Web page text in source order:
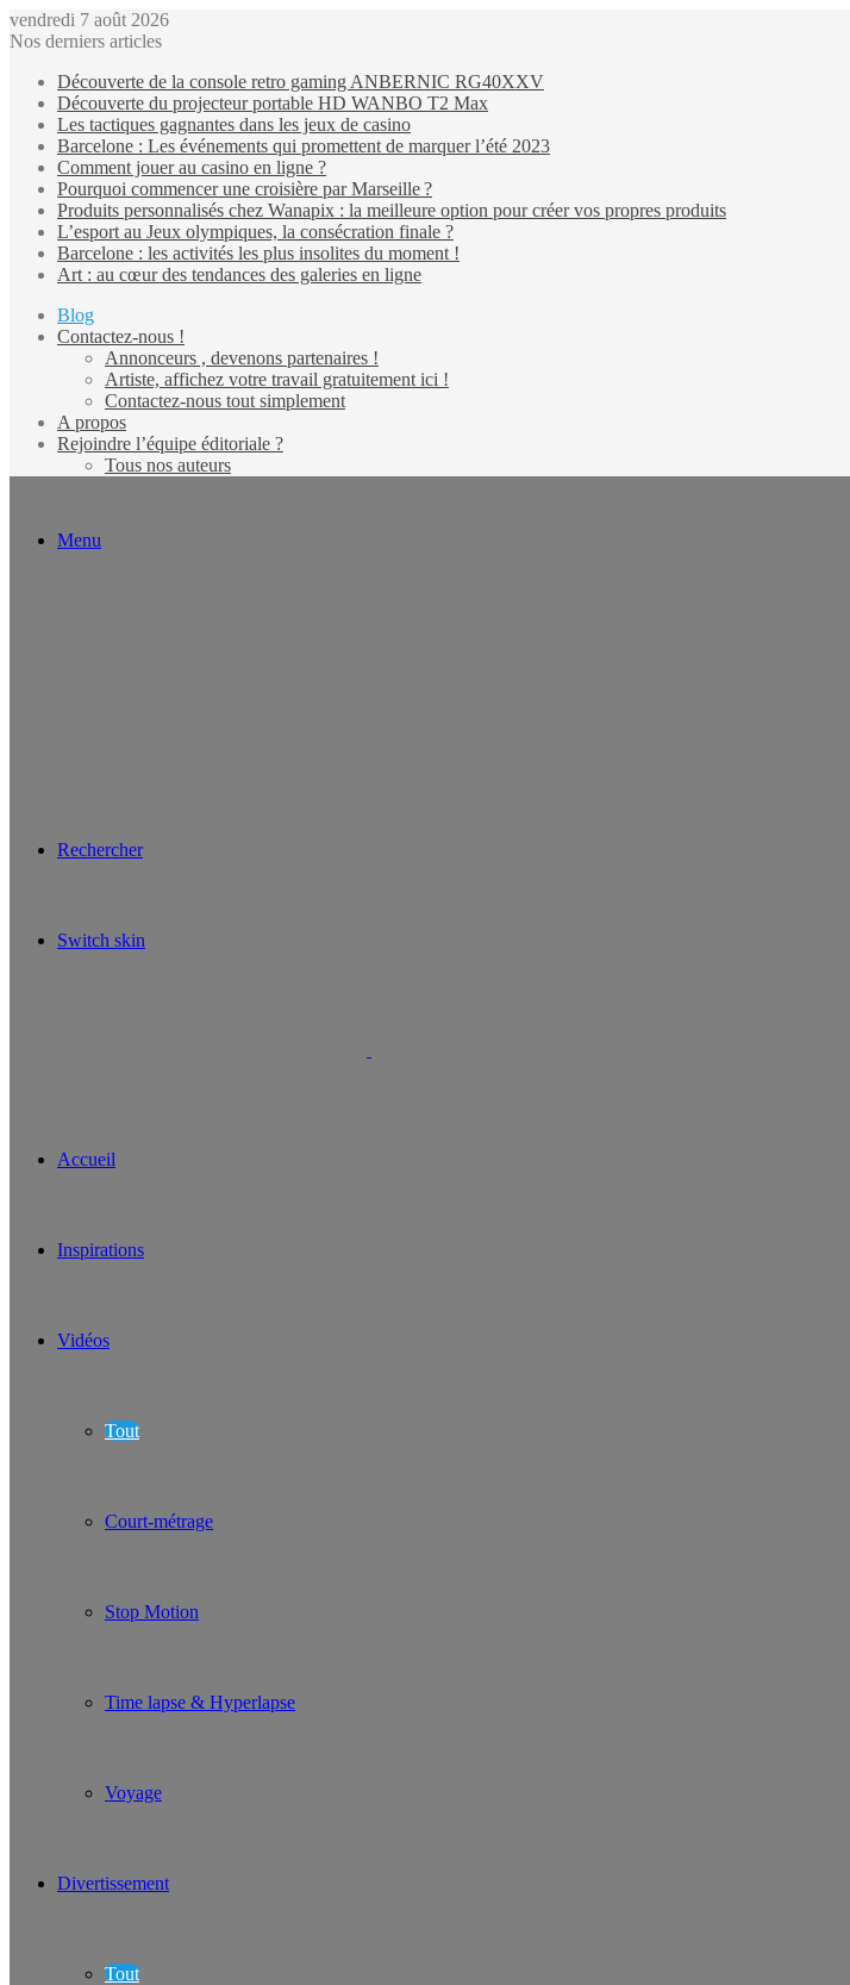
vendredi 7 août 2026
Nos derniers articles
Découverte de la console retro gaming ANBERNIC RG40XXV
Découverte du projecteur portable HD WANBO T2 Max
Les tactiques gagnantes dans les jeux de casino
Barcelone : Les événements qui promettent de marquer l’été 2023
Comment jouer au casino en ligne ?
Pourquoi commencer une croisière par Marseille ?
Produits personnalisés chez Wanapix : la meilleure option pour créer vos propres produits
L’esport au Jeux olympiques, la consécration finale ?
Barcelone : les activités les plus insolites du moment !
Art : au cœur des tendances des galeries en ligne
Blog
Contactez-nous !
Annonceurs , devenons partenaires !
Artiste, affichez votre travail gratuitement ici !
Contactez-nous tout simplement
A propos
Rejoindre l’équipe éditoriale ?
Tous nos auteurs
Menu
Rechercher
Switch skin
Accueil
Inspirations
Vidéos
Tout
Court-métrage
Stop Motion
Time lapse & Hyperlapse
Voyage
Divertissement
Tout